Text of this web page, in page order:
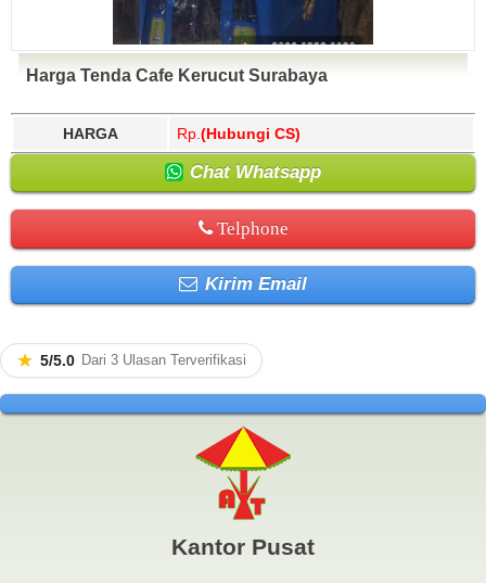
Harga Tenda Cafe Kerucut Surabaya
HARGA Rp. (Hubungi CS)
Chat Whatsapp
Telphone
Kirim Email
★ 5/5.0 Dari 3 Ulasan Terverifikasi
Kantor Pusat